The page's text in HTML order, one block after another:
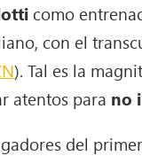
como
con el
). Tal es la
atentos para no
del